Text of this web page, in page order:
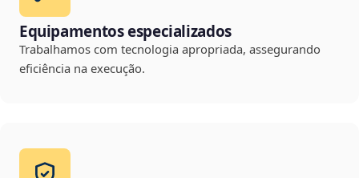
Equipamentos especializados
Trabalhamos com tecnologia apropriada, assegurando
eficiência na execução.